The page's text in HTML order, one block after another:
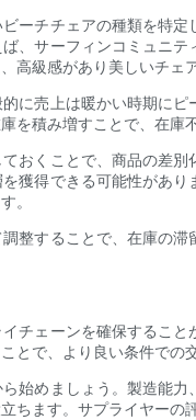
ーチチェアの種類を特
、サーフィンコミュニ
高級感があり美しいチェ
に売上は暖かい時期に
を積み増すことで、在庫
おくことで、商品の差
獲得できる可能性があ
。
整することで、在庫の
チェーンを確保するこ
とで、より良い条件で
始めましょう。製造能
ちます。サプライヤーの